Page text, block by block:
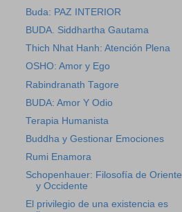
Buda: PAZ INTERIOR
BUDA. Siddhartha Gautama
Thich Nhat Hanh: Atención Plena
OSHO: Amor y Ego
Rabindranath Tagore
BUDA: Amor Y Odio
Terapia Humanista
Buddha y Gestionar Emociones
Rumi Enamora
Schopenhauer: Filosofía de Oriente
y Occidente
El privilegio de una existencia es